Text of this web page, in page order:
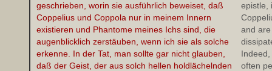
geschrieben, worin sie ausführlich beweiset, daß
Coppelius und Coppola nur in meinem Innern
existieren und Phantome meines Ichs sind, die
augenblicklich zerstäuben, wenn ich sie als solche
erkenne. In der Tat, man sollte gar nicht glauben,
daß der Geist, der aus solch hellen holdlächelnden
epistle,
and
often